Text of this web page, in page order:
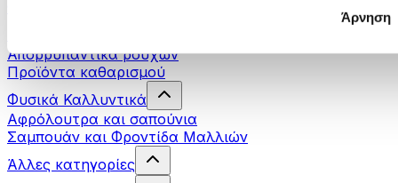
Άρνηση
Απορρυπαντικά ρούχων
Προϊόντα καθαρισμού
Φυσικά Καλλυντικά
Αφρόλουτρα και σαπούνια
Σαμπουάν και Φροντίδα Μαλλιών
Άλλες κατηγορίες